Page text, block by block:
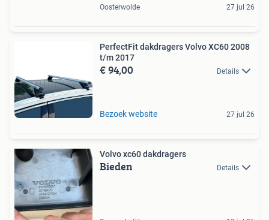
Oosterwolde 27 jul 26
PerfectFit dakdragers Volvo XC60 2008
t/m 2017
€ 94,00 Details
Bezoek website 27 jul 26
Volvo xc60 dakdragers
Bieden Details